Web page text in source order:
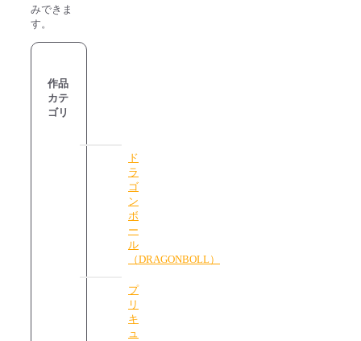
みできま
す。
作品
カテ
ゴリ
ド
ラ
ゴ
ン
ボ
ー
ル
（DRAGONBOLL）
プ
リ
キ
ュ